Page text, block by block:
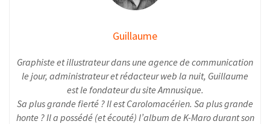
Guillaume
Graphiste et illustrateur dans une agence de communication
le jour, administrateur et rédacteur web la nuit, Guillaume
est le fondateur du site Amnusique.
Sa plus grande fierté ? Il est Carolomacérien. Sa plus grande
honte ? Il a possédé (et écouté) l’album de K-Maro durant son